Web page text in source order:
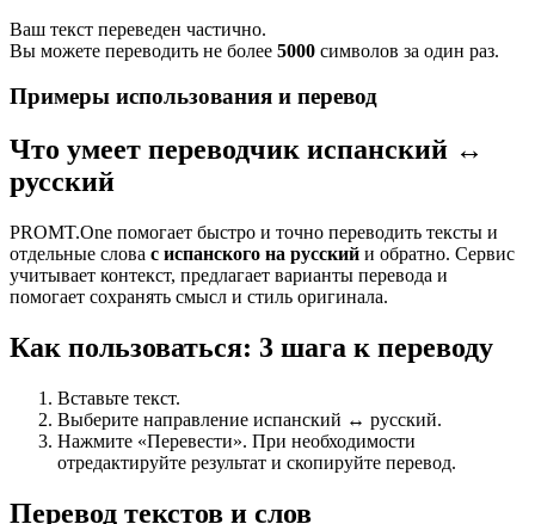
Ваш текст переведен частично.
Вы можете переводить не более 5000 символов за один раз.
Примеры использования и перевод
Что умеет переводчик испанский ↔
русский
PROMT.One помогает быстро и точно переводить тексты и
отдельные слова с испанского на русский и обратно. Сервис
учитывает контекст, предлагает варианты перевода и
помогает сохранять смысл и стиль оригинала.
Как пользоваться: 3 шага к переводу
Вставьте текст.
Выберите направление испанский ↔ русский.
Нажмите «Перевести». При необходимости
отредактируйте результат и скопируйте перевод.
Перевод текстов и слов